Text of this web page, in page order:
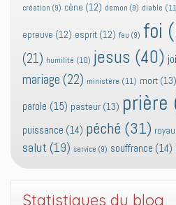
création (9) cène (12) demon (9) diable
epreuve (12) esprit (12) feu (9) foi
(21) humilité (10) jesus (40)
mariage (22) ministère (11) mort (13)
parole (15) pasteur (13) prière
puissance (14) péché (31)
salut (19) service (9) souffrance (14)
Statistiques du blog